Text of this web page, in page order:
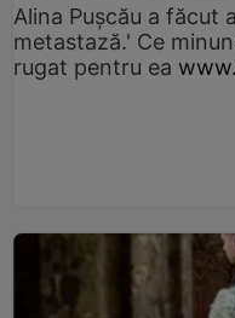
Alina Pușcău a făcut
metastază.' Ce
rugat pentru ea